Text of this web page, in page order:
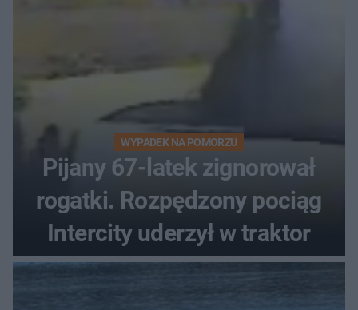
WYPADEK NA POMORZU
Pijany 67-latek zignorował
rogatki. Rozpędzony pociąg
Intercity uderzył w traktor